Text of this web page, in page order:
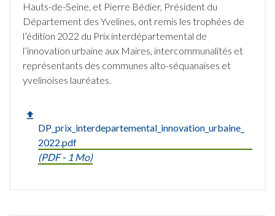
Hauts-de-Seine, et Pierre Bédier, Président du
Département des Yvelines, ont remis les trophées de
l’édition 2022 du Prix interdépartemental de
l’innovation urbaine aux Maires, intercommunalités et
représentants des communes alto-séquanaises et
yvelinoises lauréates.
DP_prix_interdepartemental_innovation_urbaine_
2022.pdf
(PDF- 1 Mo)